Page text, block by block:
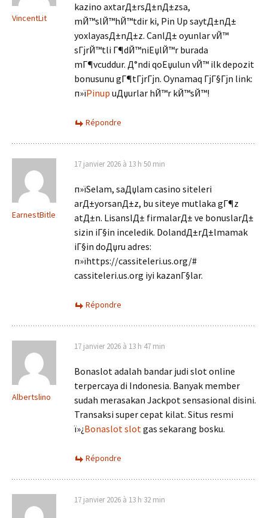
VincentLit
kazino axtarД±rsД±nД±zsa,
mЙ™slЙ™hЙ™tdir ki, Pin Up saytД±nД±
yoxlayasД±nД±z. CanlД± oyunlar vЙ™
sГјrЙ™tli Г¶dЙ™niЕџlЙ™r burada
mГ¶vcuddur. Д°ndi qoЕџulun vЙ™ ilk depozit
bonusunu gГ¶tГјrГјn. Oynamaq ГјГ§Гјn link:
п»їPinup uДџurlar hЙ™r kЙ™sЙ™!
Répondre
EarnestBitle
17 janvier 2026 à 13 h 50 min
п»їSelam, saДџlam casino siteleri
arД±yorsanД±z, bu siteye mutlaka gГ¶z
atД±n. LisanslД± firmalarД± ve bonuslarД±
sizin iГ§in inceledik. DolandД±rД±lmamak
iГ§in doДџru adres:
п»їhttps://cassiteleri.us.org/#
cassiteleri.us.org iyi kazanГ§lar.
Répondre
Albertslino
17 janvier 2026 à 13 h 47 min
Bonaslot adalah bandar judi slot online
terpercaya di Indonesia. Banyak member
sudah merasakan Jackpot sensasional disini.
Transaksi super cepat kilat. Situs resmi
ï»¿Bonaslot slotgas sekarang bosku.
Répondre
17 janvier 2026 à 13 h 32 min